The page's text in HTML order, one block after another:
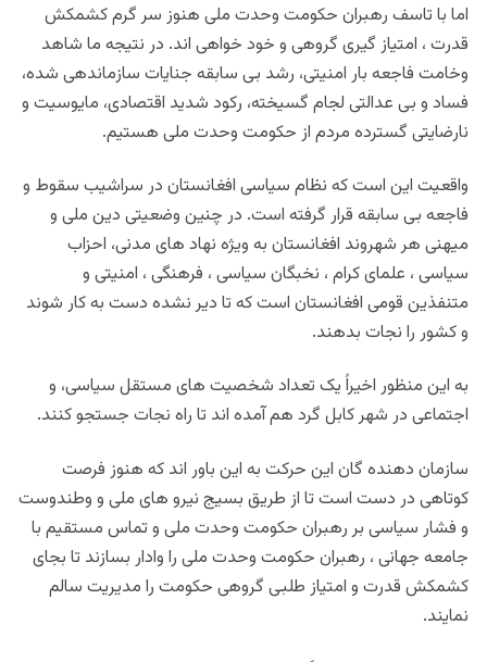
اما با تاسف رهبران حکومت وحدت ملی هنوز سر گرم کشمکش
قدرت ، امتیاز گیری گروهی و خود خواهی اند. در نتیجه ما شاهد
وخامت فاجعه بار امنیتی، رشد بی سابقه جنایات سازماندهی شده،
فساد و بی عدالتی لجام گسیخته، رکود شدید اقتصادی، مایوسیت و
نارضایتی گسترده مردم از حکومت وحدت ملی هستیم.
واقعیت این است که نظام سیاسی افغانستان در سراشیب سقوط و
فاجعه بی سابقه قرار گرفته است. در چنین وضعیتی دین ملی و
میهنی هر شهروند افغانستان به ویژه نهاد های مدنی، احزاب
سیاسی ، علمای کرام ، نخبگان سیاسی ، فرهنگی ، امنیتی و
متنفذین قومی افغانستان است که تا دیر نشده دست به کار شوند
و کشور را نجات بدهند.
به این منظور اخیراً یک تعداد شخصیت های مستقل سیاسی، و
اجتماعی در شهر کابل گرد هم آمده اند تا راه نجات جستجو کنند.
سازمان دهنده گان این حرکت به این باور اند که هنوز فرصت
کوتاهی در دست است تا از طریق بسیج نیرو های ملی و وطندوست
و فشار سیاسی بر رهبران حکومت وحدت ملی و تماس مستقیم با
جامعه جهانی ، رهبران حکومت وحدت ملی را وادار بسازند تا بجای
کشمکش قدرت و امتیاز طلبی گروهی حکومت را مدیریت سالم
نمایند.